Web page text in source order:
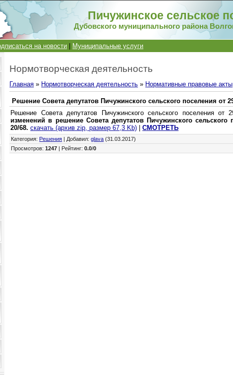
Пичужинское сельское
Дубовского муниципального района
на новости Муниципальные услуги
Нормотворческая деятельность
Главная » Нормотворческая деятельность » Нормативные правовые акты
Решение Совета депутатов Пичужинского сельского поселения от
Решение Совета депутатов Пичужинского сельского поселения
изменений в решение Совета депутатов Пичужинского
20/68. скачать (архив zip, размер 67,3 Kb) СМОТРЕТЬ
Категория: Решения Добавил:glava (31.03.2017)
Просмотров:1247 Рейтинг:0.0/0